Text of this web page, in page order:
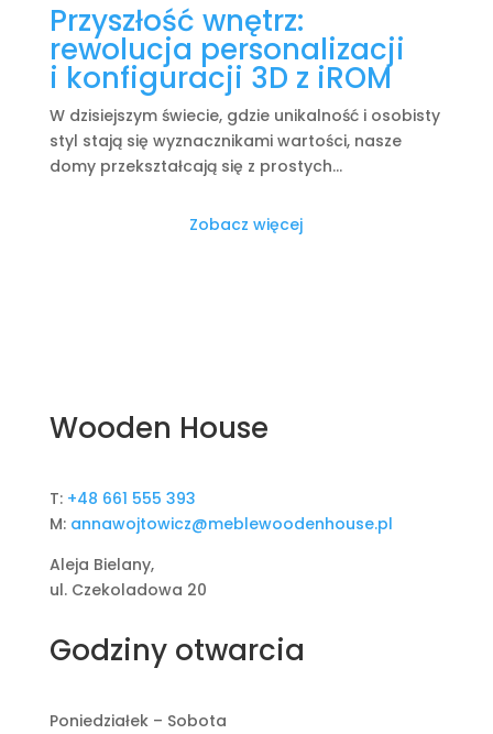
Przyszłość wnętrz:
rewolucja personalizacji
i konfiguracji 3D z iROM
W dzisiejszym świecie, gdzie unikalność i osobisty
styl stają się wyznacznikami wartości, nasze
domy przekształcają się z prostych...
Zobacz więcej
Wooden House
T: +48 661 555 393
M: annawojtowicz@meblewoodenhouse.pl
Aleja Bielany,
ul. Czekoladowa 20
Godziny otwarcia
Poniedziałek – Sobota